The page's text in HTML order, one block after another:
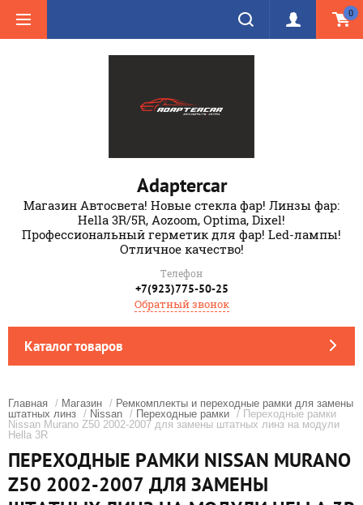
0
Adaptercar
Магазин Автосвета! Новые стекла фар! Линзы фар:
Hella 3R/5R, Aozoom, Optima, Dixel!
Профессиональный герметик для фар! Led-лампы!
Отличное качество!
Телефон
+7(923)775-50-25
Обратный звонок
Каталог товаров
Главная / Магазин / Ремкомплекты и переходные рамки для замены
штатных линз / Nissan / Переходные рамки / Переходные рамки
Nissan Murano Z50 2002-2007 для замены штатных линз на модули
Hella 3R
ПЕРЕХОДНЫЕ РАМКИ NISSAN MURANO
Z50 2002-2007 ДЛЯ ЗАМЕНЫ